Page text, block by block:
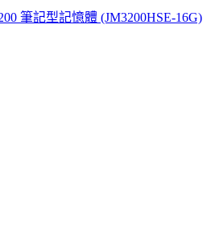
筆記型記憶體 (JM3200HSE-16G)